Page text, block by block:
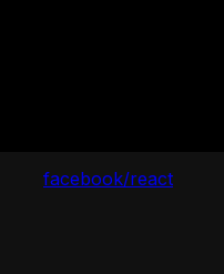
facebook/react